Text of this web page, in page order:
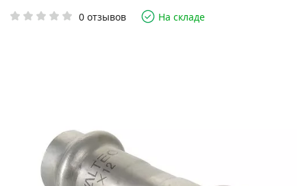
0 отзывов На складе